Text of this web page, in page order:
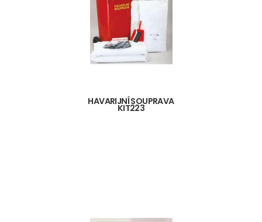
HAVARIJNÍ SOUPRAVA
KIT223